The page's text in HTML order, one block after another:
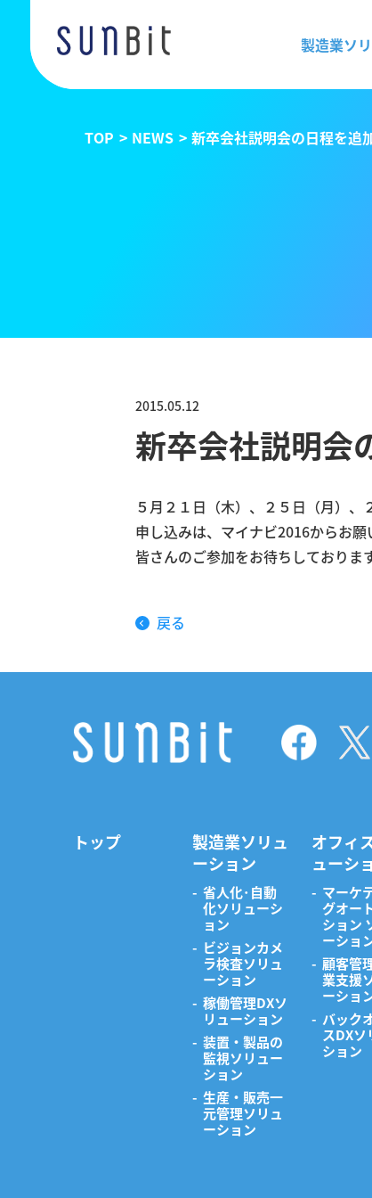
製造業ソ
2015.05.12
新卒会社説明会
５月２１日（木）、２５日（月）、
申し込みは、マイナビ2016からお願
皆さんのご参加をお待ちしておりま
戻る
TOP NEWS 新卒会社説明会の日程を追
トップ
製造業ソリュ
ーション
省人化･自動
化ソリューシ
ョン
ビジョンカメ
ラ検査ソリュ
ーション
稼働管理DXソ
リューション
装置・製品の
監視ソリュー
ション
生産・販売一
元管理ソリュ
ーション
オフィ
ューシ
マーケ
グオー
ション
ーショ
顧客管
業支援
ーショ
バック
スDXソ
ション